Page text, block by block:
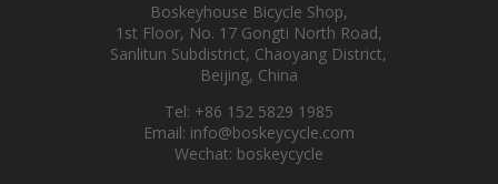
Boskeyhouse Bicycle Shop,
1st Floor, No. 17 Gongti North Road,
Sanlitun Subdistrict, Chaoyang District,
Beijing, China
Tel: +86 152 5829 1985
Email: info@boskeycycle.com
Wechat: boskeycycle